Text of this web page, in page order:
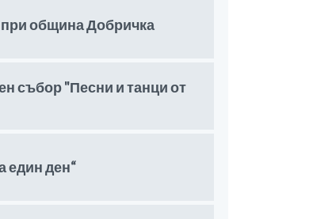
община Добричка
събор "Песни и танци от
един ден“